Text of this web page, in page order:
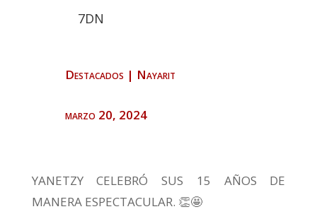
7DN
Destacados | Nayarit
marzo 20, 2024
YANETZY CELEBRÓ SUS 15 AÑOS DE
MANERA ESPECTACULAR. 👏🤩